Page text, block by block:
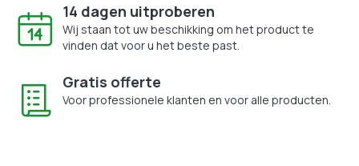
14 dagen uitproberen
Wij staan tot uw beschikking om het product te
vinden dat voor u het beste past.
Gratis offerte
Voor professionele klanten en voor alle producten.